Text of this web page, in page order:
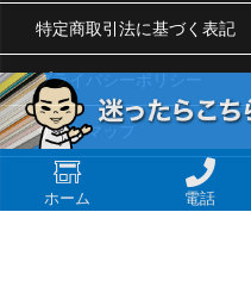
特定商取引法に基づく表記
プライバシーポリシー
サイトマップ
ホーム 電話